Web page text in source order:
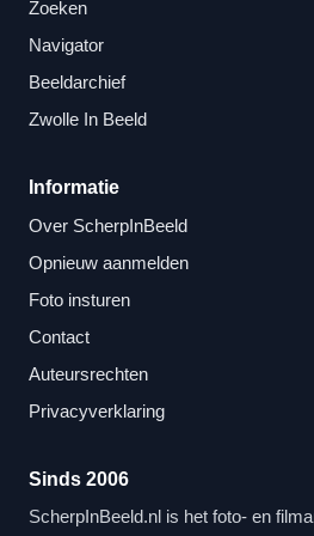
Zoeken
Navigator
Beeldarchief
Zwolle In Beeld
Informatie
Over ScherpInBeeld
Opnieuw aanmelden
Foto insturen
Contact
Auteursrechten
Privacyverklaring
Sinds 2006
ScherpInBeeld.nl is het foto- en